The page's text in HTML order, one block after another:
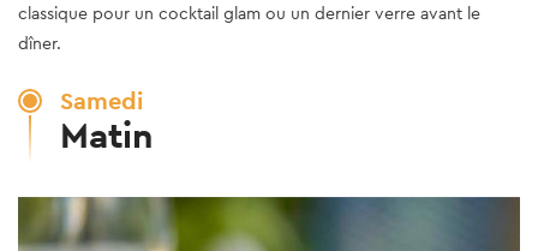
classique pour un cocktail glam ou un dernier verre avant le
dîner.
Samedi
Matin